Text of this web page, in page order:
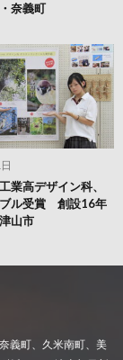
業高デザイン科、
ル受賞 創設16年
山市
奈義町
義町、久米南町、美